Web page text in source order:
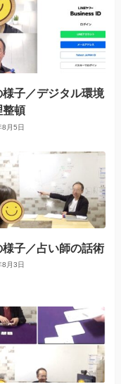
様子／デジタル環境
整頓
月5日
様子／占い師の話術
月3日